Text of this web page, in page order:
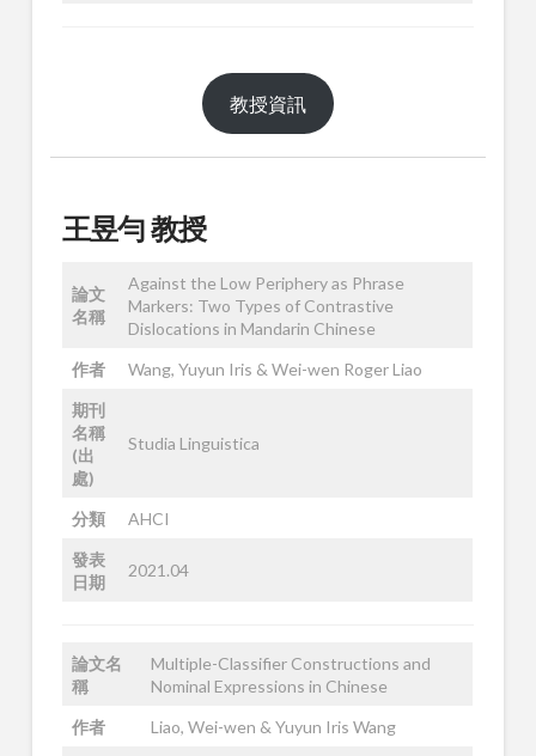
教授資訊
王昱勻 教授
論文
名稱
Against the Low Periphery as Phrase
Markers: Two Types of Contrastive
Dislocations in Mandarin Chinese
作者
Wang, Yuyun Iris & Wei-wen Roger Liao
期刊
名稱
(出
處)
Studia Linguistica
分類
AHCI
發表
日期
2021.04
論文名
稱
Multiple-Classifier Constructions and
Nominal Expressions in Chinese
作者
Liao, Wei-wen & Yuyun Iris Wang